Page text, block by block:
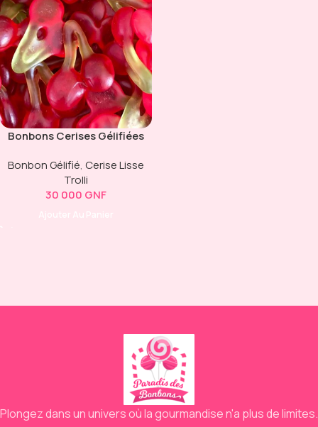
Bonbons Cerises Gélifiées
Bonbon Gélifié, Cerise Lisse
Trolli
30 000 GNF
Plongez dans un univers où la gourmandise n'a plus de limites.